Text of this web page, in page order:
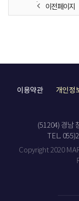
이전 페이지
이용약관 개인정
(51204) 경남
TEL.
Copyright 2020